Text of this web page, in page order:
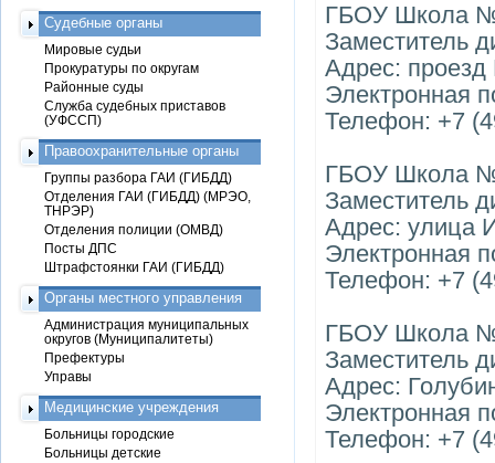
ГБОУ Школа
Заместитель
Адрес: проезд
Электронная
Телефон: +7
ГБОУ Школа
Заместитель
Адрес: улица
Электронная
Телефон: +7
ГБОУ Школа
Заместитель
Адрес:
Электронная
Телефон: +7
Судебные органы
Мировые судьи
Прокуратуры по округам
Районные суды
Служба судебных приставов
(УФССП)
Правоохранительные органы
Группы разбора ГАИ (ГИБДД)
Отделения ГАИ (ГИБДД) (МРЭО,
ТНРЭР)
Отделения полиции (ОМВД)
Посты ДПС
Штрафстоянки ГАИ (ГИБДД)
Органы местного управления
Администрация муниципальных
округов (Муниципалитеты)
Префектуры
Управы
Медицинские учреждения
Больницы городские
Больницы детские